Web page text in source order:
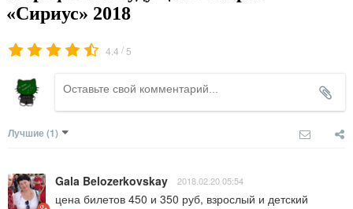
«Сириус» 2018
4.4 / 5
Лучшие (1)
Gala Belozerkovskay 2018.02.20 05:54
цена билетов 450 и 350 руб, взрослый и детский